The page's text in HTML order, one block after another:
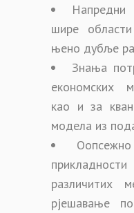
шире
њено дубље
Знања
економских
као и за
модела из
различитих
рјешавање